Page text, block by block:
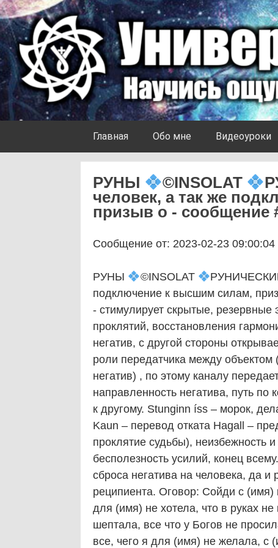
Университет Ноосферы
Главная Обо мне Видеоуроки
РУНЫ ©️INSOLAT
человек, а так же
призыв о - сообщение
Сообщение от: 2023-02-23 09:00:04
РУНЫ ©️INSOLAT
подключение к высшим силам,
- стимулирует скрытые, резервные
проклятий, восстановления
негатив, с другой стороны
роли передатчика между
негатив) , по этому каналу
направленность негатива, путь по
к другому. Stunginn íss – морок,
Kaun – перевод отката Hagall –
проклятие судьбы), неизбежность
бесполезность усилий, конец
сброса негатива на человека, да
реципиента. Оговор: Сойди с
для (имя) не хотела, что в руках
шептала, все что у Богов не
все, чего я для (имя) не желала, с